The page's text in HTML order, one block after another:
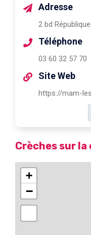
Adresse
2 bd
Téléphone
03 60 32 57 70
Site Web
https://mam-
Crèches sur
+
−